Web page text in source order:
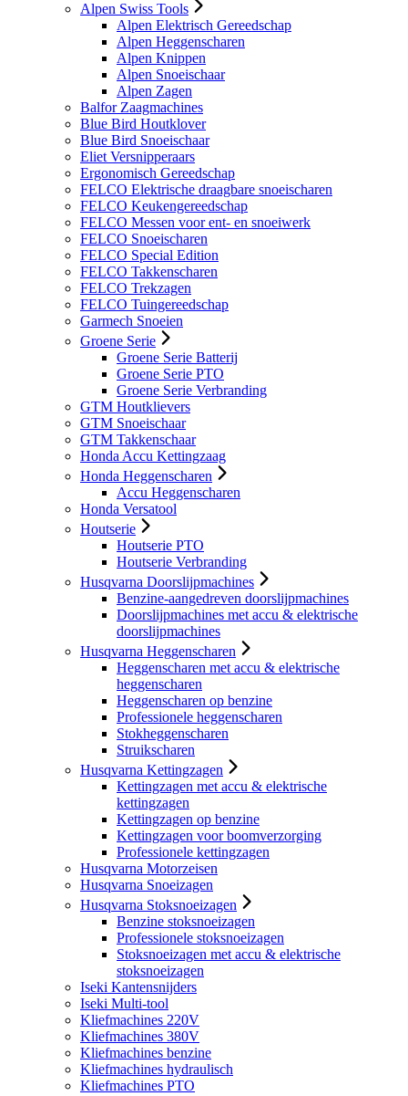
Alpen Swiss Tools
Alpen Elektrisch Gereedschap
Alpen Heggenscharen
Alpen Knippen
Alpen Snoeischaar
Alpen Zagen
Balfor Zaagmachines
Blue Bird Houtklover
Blue Bird Snoeischaar
Eliet Versnipperaars
Ergonomisch Gereedschap
FELCO Elektrische draagbare snoeischaren
FELCO Keukengereedschap
FELCO Messen voor ent- en snoeiwerk
FELCO Snoeischaren
FELCO Special Edition
FELCO Takkenscharen
FELCO Trekzagen
FELCO Tuingereedschap
Garmech Snoeien
Groene Serie
Groene Serie Batterij
Groene Serie PTO
Groene Serie Verbranding
GTM Houtklievers
GTM Snoeischaar
GTM Takkenschaar
Honda Accu Kettingzaag
Honda Heggenscharen
Accu Heggenscharen
Honda Versatool
Houtserie
Houtserie PTO
Houtserie Verbranding
Husqvarna Doorslijpmachines
Benzine-aangedreven doorslijpmachines
Doorslijpmachines met accu & elektrische
doorslijpmachines
Husqvarna Heggenscharen
Heggenscharen met accu & elektrische
heggenscharen
Heggenscharen op benzine
Professionele heggenscharen
Stokheggenscharen
Struikscharen
Husqvarna Kettingzagen
Kettingzagen met accu & elektrische
kettingzagen
Kettingzagen op benzine
Kettingzagen voor boomverzorging
Professionele kettingzagen
Husqvarna Motorzeisen
Husqvarna Snoeizagen
Husqvarna Stoksnoeizagen
Benzine stoksnoeizagen
Professionele stoksnoeizagen
Stoksnoeizagen met accu & elektrische
stoksnoeizagen
Iseki Kantensnijders
Iseki Multi-tool
Kliefmachines 220V
Kliefmachines 380V
Kliefmachines benzine
Kliefmachines hydraulisch
Kliefmachines PTO